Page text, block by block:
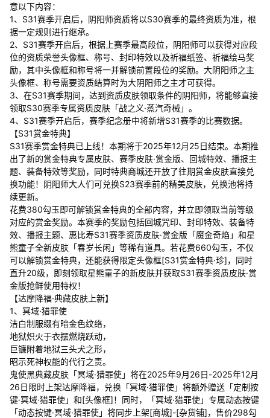
意以下内容：
1、S31赛季开启后，阴阳师资质将以S30赛季的最终资质为准，根
据一定规则进行继承。
2、S31赛季开启后，根据上赛季最高段位，阴阳师可以获得对应段
位的资质荣誉头像框、称号、封印特效以及祈福纸签、祈福绘马奖
励，其中头像框和称号将一并解锁前置段位的奖励。大阴阳师之主
头像框、称号需要资质结算时为大阴阳师之主才可获得。
3、在S31赛季期间，达到资质皮肤领取条件的阴阳师，将能够直接
领取S30赛季专属资质皮肤「战之义·蒸汽奇械」。
4、S31赛季开启后，赛季纪念册中将新增S31赛季的比赛数据。
【S31赏金特典】
S31赛季赏金特典已上线！本期将于2025年12月25日结束。本期推
出了新的赏金特典专属皮肤、赛季皮肤·赏金版、回城特效、播报主
题、装备特效等奖励，同时特典商城还开放了往期赏金皮肤直接兑
换功能！阴阳师大人们可兑换S23赛季前的精美皮肤，兑换池将持
续更新。
花费380勾玉即可解锁赏金特典的全部内容，并立即领取当前等级
对应的赏金奖励。本赛季的奖励包括回城咒印、封印特效、装备特
效、播报主题、惠比寿S31赛季资质皮肤·赏金版「魔金奇焰」和星
熊童子全新皮肤「春岁长闲」等稀有道具。若花费660勾玉，不仅
可以解锁赏金特典，还能获得限定头像框[S31赏金特典·珍]，同时
直升20级，即刻领取星熊童子的新皮肤并获取S31赛季资质皮肤·赏
金版抢鲜使用特权！
【达摩降福·典藏皮肤上新】
1、冥域·猎罪使
洁白制服缀有暗金色纹络，
地狱炽火于衣摆燃烧跃动，
巨镰附着地狱三头犬之形，
昭示死神权能的代行之责。
鬼使黑典藏皮肤「冥域·猎罪使」将在2025年9月26日-2025年12月
26日限时上架达摩降福，兑换「冥域·猎罪使」将额外赠送「定制按
键·冥域·猎罪使」和[头像框]！同时，「冥域·猎罪使」专属动态按键
「动态按键·冥域·猎罪使」将同步上架[商城]-[杂货铺]，售价298勾